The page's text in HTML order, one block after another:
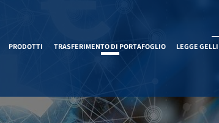
PRODOTTI TRASFERIMENTO DI PORTAFOGLIO LEGGE GELLI